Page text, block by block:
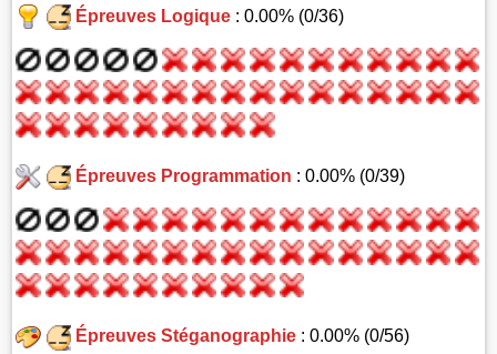
Épreuves Logique: 0.00% (0/36)
Épreuves Programmation : 0.00% (0/39)
Épreuves Stéganographie: 0.00% (0/56)